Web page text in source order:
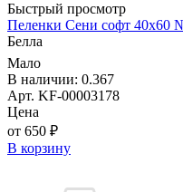
Быстрый просмотр
Пеленки Сени софт 40х60
Белла
Мало
В наличии: 0.367
Арт. KF-00003178
Цена
от 650 ₽
В корзину